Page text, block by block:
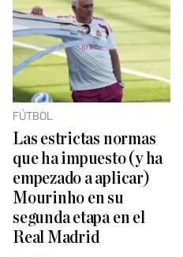
FÚTBOL
Las estrictas normas
que ha impuesto (y ha
empezado a aplicar)
Mourinho en su
segunda etapa en el
Real Madrid